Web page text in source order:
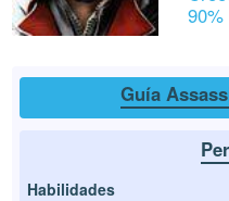
90%
Guía
Habilidades